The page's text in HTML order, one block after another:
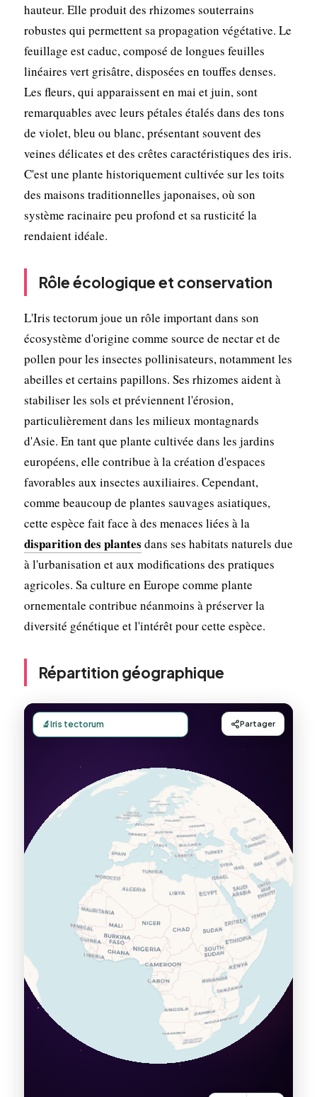
hauteur. Elle produit des rhizomes souterrains
robustes qui permettent sa propagation végétative. Le
feuillage est caduc, composé de longues feuilles
linéaires vert grisâtre, disposées en touffes denses.
Les fleurs, qui apparaissent en mai et juin, sont
remarquables avec leurs pétales étalés dans des tons
de violet, bleu ou blanc, présentant souvent des
veines délicates et des crêtes caractéristiques des iris.
C'est une plante historiquement cultivée sur les toits
des maisons traditionnelles japonaises, où son
système racinaire peu profond et sa rusticité la
rendaient idéale.
Rôle écologique et conservation
L'Iris tectorum joue un rôle important dans son
écosystème d'origine comme source de nectar et de
pollen pour les insectes pollinisateurs, notamment les
abeilles et certains papillons. Ses rhizomes aident à
stabiliser les sols et préviennent l'érosion,
particulièrement dans les milieux montagnards
d'Asie. En tant que plante cultivée dans les jardins
européens, elle contribue à la création d'espaces
favorables aux insectes auxiliaires. Cependant,
comme beaucoup de plantes sauvages asiatiques,
cette espèce fait face à des menaces liées à la
disparition des plantes dans ses habitats naturels due
à l'urbanisation et aux modifications des pratiques
agricoles. Sa culture en Europe comme plante
ornementale contribue néanmoins à préserver la
diversité génétique et l'intérêt pour cette espèce.
Répartition géographique